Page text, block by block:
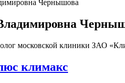
московской клиники ЗАО
климакс